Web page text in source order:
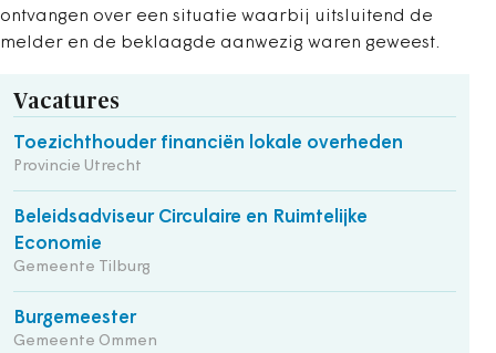
ontvangen over een situatie waarbij uitsluitend de
melder en de beklaagde aanwezig waren geweest.
Vacatures
Toezichthouder financiën lokale overheden
Provincie Utrecht
Beleidsadviseur Circulaire en Ruimtelijke
Economie
Gemeente Tilburg
Burgemeester
Gemeente Ommen